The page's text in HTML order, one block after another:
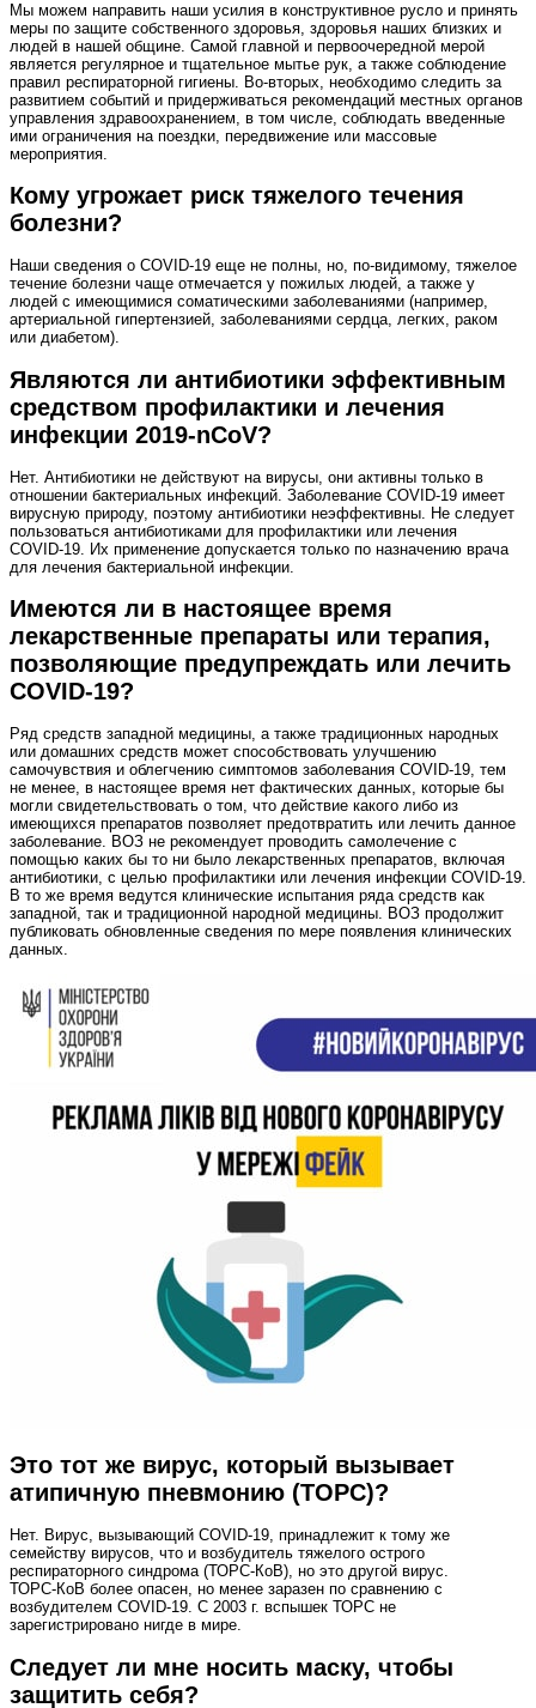
Мы можем направить наши усилия в конструктивное русло и принять
меры по защите собственного здоровья, здоровья наших близких и
людей в нашей общине. Самой главной и первоочередной мерой
является регулярное и тщательное мытье рук, а также соблюдение
правил респираторной гигиены. Во‑вторых, необходимо следить за
развитием событий и придерживаться рекомендаций местных органов
управления здравоохранением, в том числе, соблюдать введенные
ими ограничения на поездки, передвижение или массовые
мероприятия.
Кому угрожает риск тяжелого течения
болезни?
Наши сведения о COVID‑19 еще не полны, но, по-видимому, тяжелое
течение болезни чаще отмечается у пожилых людей, а также у
людей с имеющимися соматическими заболеваниями (например,
артериальной гипертензией, заболеваниями сердца, легких, раком
или диабетом).
Являются ли антибиотики эффективным
средством профилактики и лечения
инфекции 2019‑nCoV?
Нет. Антибиотики не действуют на вирусы, они активны только в
отношении бактериальных инфекций. Заболевание COVID‑19 имеет
вирусную природу, поэтому антибиотики неэффективны. Не следует
пользоваться антибиотиками для профилактики или лечения
COVID‑19. Их применение допускается только по назначению врача
для лечения бактериальной инфекции.
Имеются ли в настоящее время
лекарственные препараты или терапия,
позволяющие предупреждать или лечить
COVID-19?
Ряд средств западной медицины, а также традиционных народных
или домашних средств может способствовать улучшению
самочувствия и облегчению симптомов заболевания COVID-19, тем
не менее, в настоящее время нет фактических данных, которые бы
могли свидетельствовать о том, что действие какого либо из
имеющихся препаратов позволяет предотвратить или лечить данное
заболевание. ВОЗ не рекомендует проводить самолечение с
помощью каких бы то ни было лекарственных препаратов, включая
антибиотики, с целью профилактики или лечения инфекции COVID-19.
В то же время ведутся клинические испытания ряда средств как
западной, так и традиционной народной медицины. ВОЗ продолжит
публиковать обновленные сведения по мере появления клинических
данных.
Это тот же вирус, который вызывает
атипичную пневмонию (ТОРС)?
Нет. Вирус, вызывающий COVID‑19, принадлежит к тому же
семейству вирусов, что и возбудитель тяжелого острого
респираторного синдрома (ТОРС‑КоВ), но это другой вирус.
ТОРС‑КоВ более опасен, но менее заразен по сравнению с
возбудителем COVID‑19. С 2003 г. вспышек ТОРС не
зарегистрировано нигде в мире.
Следует ли мне носить маску, чтобы
защитить себя?